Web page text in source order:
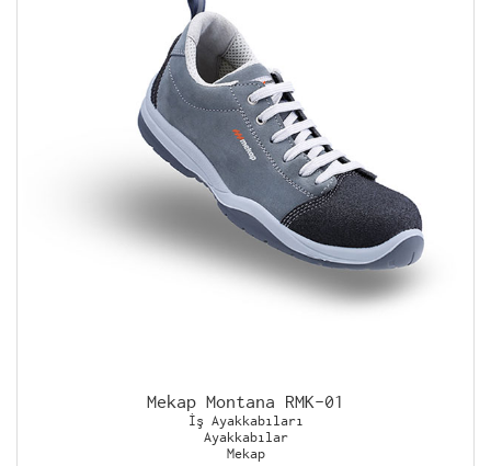
Mekap Montana RMK-01
İş Ayakkabıları
Ayakkabılar
Mekap